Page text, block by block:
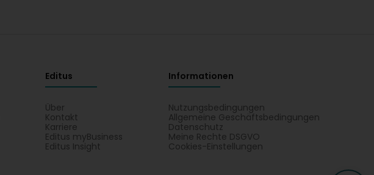
Editus
Über
Kontakt
Karriere
Editus myBusiness
Editus Insight
Informationen
Nutzungsbedingungen
Allgemeine Geschäftsbedingungen
Datenschutz
Meine Rechte DSGVO
Cookies-Einstellungen